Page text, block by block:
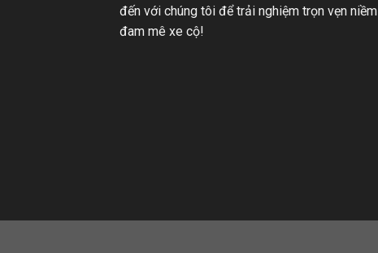
đến với chúng tôi để trải nghiệm trọn vẹn niềm
đam mê xe cộ!